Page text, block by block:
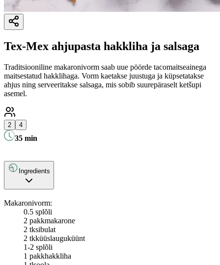
Tex-Mex ahjupasta hakkliha ja salsaga
Traditsiooniline makaronivorm saab uue pöörde tacomaitseainega
maitsestatud hakklihaga. Vorm kaetakse juustuga ja küpsetatakse
ahjus ning serveeritakse salsaga, mis sobib suurepäraselt ketšupi
asemel.
2 4
35 min
Ingredients
Makaronivorm:
0.5 splõli
2 pakkmakarone
2 tksibulat
2 tkküüslauguküünt
1-2 splõli
1 pakkhakkliha